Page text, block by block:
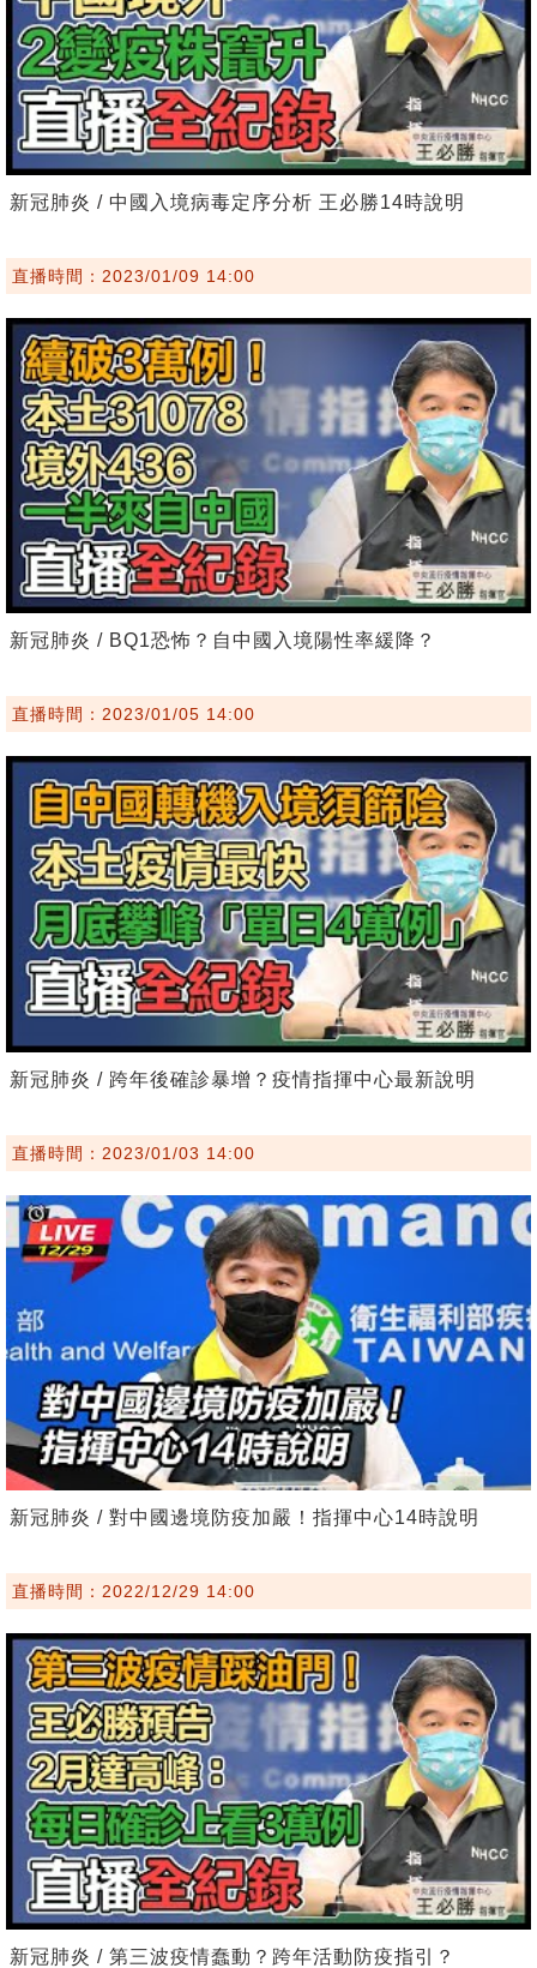
新冠肺炎 / 中國入境病毒定序分析 王必勝14時說明
直播時間：2023/01/09 14:00
新冠肺炎 / BQ1恐怖？自中國入境陽性率緩降？
直播時間：2023/01/05 14:00
新冠肺炎 / 跨年後確診暴增？疫情指揮中心最新說明
直播時間：2023/01/03 14:00
新冠肺炎 / 對中國邊境防疫加嚴！指揮中心14時說明
直播時間：2022/12/29 14:00
新冠肺炎 / 第三波疫情蠢動？跨年活動防疫指引？